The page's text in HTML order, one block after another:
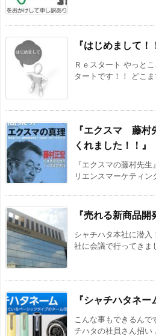
『はじめまして！
Ｒｅスタート やっと
タートです！！ どこ
『エクスマ 藤村
くれました！！』
『エクスマの藤村先
リエンスマーケティ
『売れる新商品開
シャチハタ本社に潜
社に会議で行ってきま
『シャチハタネー
こんな事もできるん
チハタの社員さん招い